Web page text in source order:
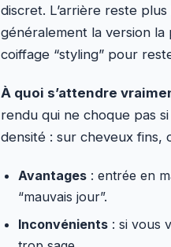
discret. L’arrière reste
généralement la version la
coiffage “styling” pour
À quoi s’attendre
rendu qui ne choque pas
densité : sur cheveux fins,
Avantages: entrée en
“mauvais jour”.
Inconvénients: si vous